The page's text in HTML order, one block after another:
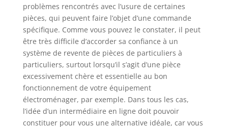
problèmes rencontrés avec l’usure de certaines
pièces, qui peuvent faire l’objet d’une commande
spécifique. Comme vous pouvez le constater, il peut
être très difficile d’accorder sa confiance à un
système de revente de pièces de particuliers à
particuliers, surtout lorsqu’il s’agit d’une pièce
excessivement chère et essentielle au bon
fonctionnement de votre équipement
électroménager, par exemple. Dans tous les cas,
l’idée d’un intermédiaire en ligne doit pouvoir
constituer pour vous une alternative idéale, car vous